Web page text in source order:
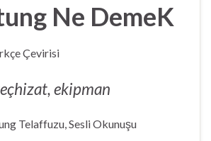
Ne DemeK
Çevirisi
ekipman
Telaffuzu, Sesli Okunuşu